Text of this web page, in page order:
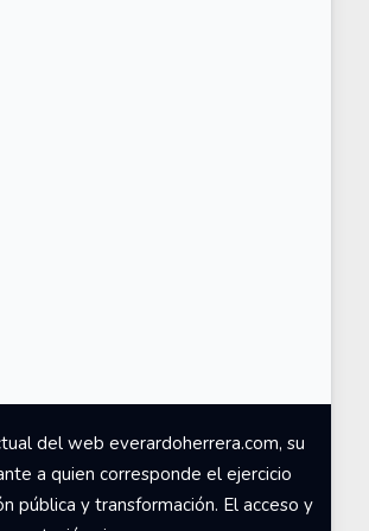
del web everardoherrera.com, su
a quien corresponde el ejercicio
pública y transformación. El acceso y